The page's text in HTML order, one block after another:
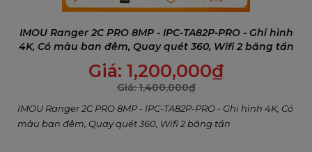
Bảo vệ ngôi nhà như thể bạn luôn có mặt
Được hỗ trợ bởi IMOU SENSE™, công nghệ AI phát
hiện người và phương tiện mới được nâng cấp
giúp giảm hiệu quả các cảnh báo giả do muỗi bay
hoặc cây rung lắc. Phạm vi phát hiện hiệu quả có
thể đạt lần lượt 22m đối với người và 44m¹ đối với ô
IMOU Ranger 2C PRO 8MP - IPC-TA82P-PRO - Ghi hình
4K, Có màu ban đêm, Quay quét 360, Wifi 2 băng tần
Giá: 1,200,000₫
Giá:1,400,000₫
IMOU Ranger 2C PRO 8MP - IPC-TA82P-PRO - Ghi hình 4K, Có
màu ban đêm, Quay quét 360, Wifi 2 băng tần